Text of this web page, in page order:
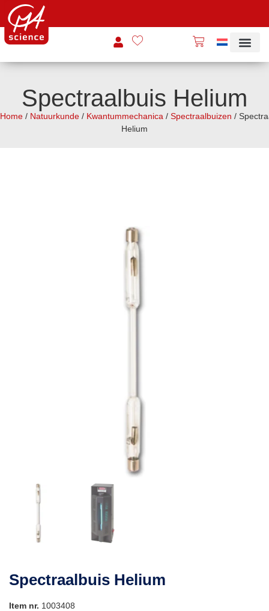
Spectraalbuis Helium
Home / Natuurkunde / Kwantummechanica / Spectraalbuizen /
Helium
Spectraalbuis Helium
Item nr. 1003408